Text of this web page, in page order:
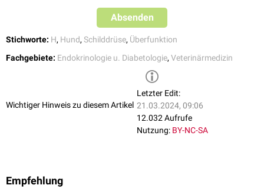
Absenden
Stichworte: H, Hund, Schilddrüse, Überfunktion
Fachgebiete: Endokrinologie u. Diabetologie, Veterinärmedizin
Wichtiger Hinweis zu diesem Artikel
Letzter Edit:
21.03.2024, 09:06
12.032 Aufrufe
Nutzung: BY-NC-SA
Empfehlung